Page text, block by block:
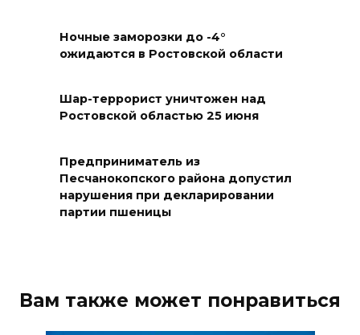
Жеребьевка политических
партий
АЗС работают в штатном
05 августа 2026 18:21
Четыре новые школы
Ночные заморозки до -4°
ожидаются в Ростовской области
Шар-террорист уничтожен над
Ростовской областью 25 июня
Предприниматель из
Песчанокопского района допустил
нарушения при декларировании
партии пшеницы
Вам также может понравиться